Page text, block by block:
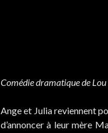
Comédie dramatique de Lou
Ange et Julia reviennent
d’annoncer à leur mère